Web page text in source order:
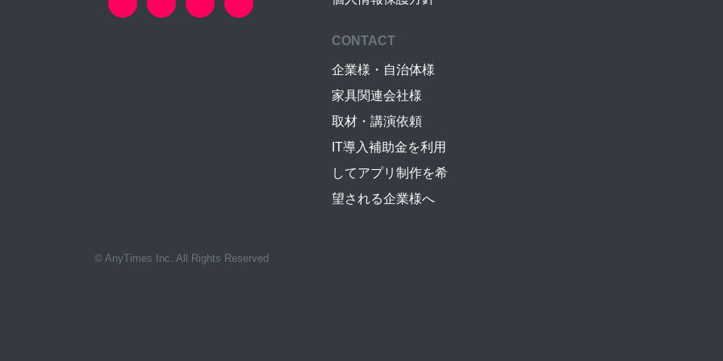
CONTACT
企業様・自治体様
家具関連会社様
取材・講演依頼
IT導入補助金を利用
してアプリ制作を希
望される企業様へ
© AnyTimes Inc. All Rights Reserved